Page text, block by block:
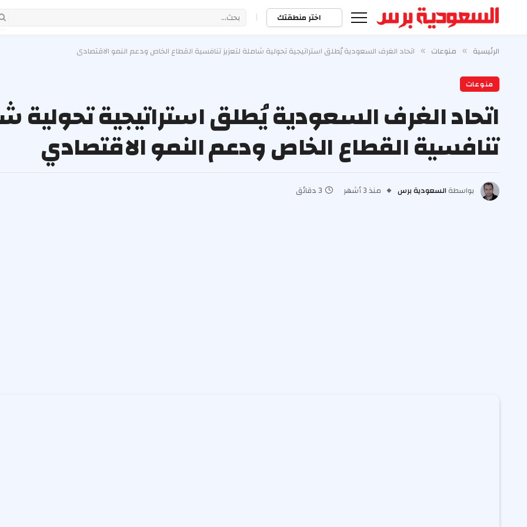
اختر منطقتك |
الرئيسية » منوعات » اتحاد الغرف السعودية يُطلق استراتيجية تحولية شاملة لتعزيز تنافسية القطاع الخاص ودعم النمو الاقتصادي
منوعات
اتحاد الغرف السعودية يُطلق استراتيجية تحولية
تنافسية القطاع الخاص ودعم النمو الاقتصادي
بواسطة السعودية برس منذ 3 أشهر 3 دقائق